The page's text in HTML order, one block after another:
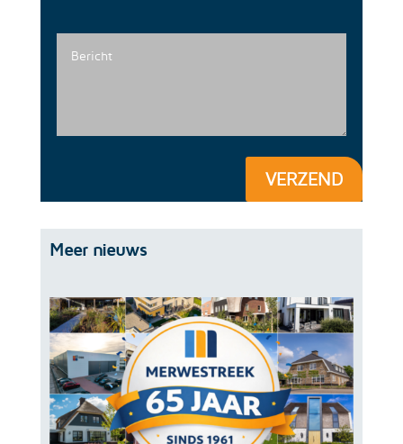
VERZEND
Meer nieuws